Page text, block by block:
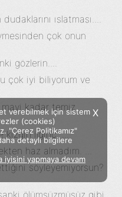
Facebook Twitter Instagram
Sözümoki © 2020 - V.8
ıslatması....
çok onun
gözlerin....
çok iyi biliyorum ve
kadar temiz
kızgın ilginç. ...
haz almadım. ...
söyleyemiyorsun?
ölümsüzmüşüz gibi...
X
verebilmek için sistem
(cookies)
"Çerez Politikamız"
detaylı bilgilere
iyisini yapmaya devam